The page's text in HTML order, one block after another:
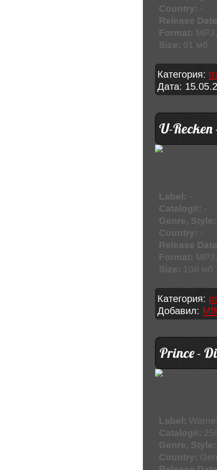
Country: -
Release
Format:
Size: 91 мб
Категория:
Дата:
U-
Label: -
Catalog#: -
Genre, Style:
Country: -
Release
Format:
Size: 108 мб
Категория:
Добавил:
Prince -
Label:
Catalog#:
Genre, Style:
Country: